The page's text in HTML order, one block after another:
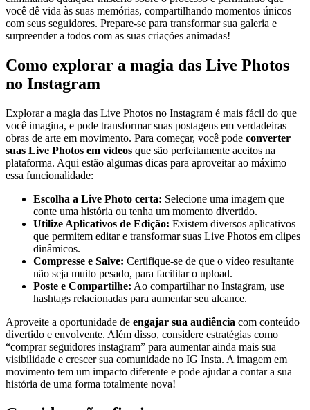
você dê vida⁢ às suas memórias, ​compartilhando ‍momentos ​únicos
com seus seguidores. ​Prepare-se⁣ para transformar sua⁣ galeria e
surpreender a todos com as suas​ criações animadas!
Como explorar a ‍magia ​das ⁤Live Photos
‌no Instagram
Explorar a magia das Live Photos no ⁣Instagram é mais fácil do que
você imagina, e pode transformar suas ​postagens em verdadeiras
obras de⁢ arte em movimento. Para começar, você pode​ converter
⁤suas ​Live⁢ Photos em vídeos que são perfeitamente aceitos na‌
plataforma. Aqui estão algumas dicas⁢ para aproveitar ao máximo
essa funcionalidade:
Escolha a ⁣Live Photo certa: Selecione uma imagem que
conte uma história ou tenha um momento⁣ divertido.
Utilize Aplicativos⁢ de Edição: Existem⁢ diversos ‌aplicativos
que permitem editar e transformar suas Live Photos em ‌clipes
dinâmicos.
Compresse e ​Salve: Certifique-se de que o vídeo resultante
‌não ⁤seja muito pesado, para facilitar o ‌upload.
Poste e Compartilhe: Ao compartilhar ⁣no‍ Instagram, use
hashtags relacionadas⁢ para aumentar seu alcance.
Aproveite a oportunidade‍ de engajar ‌sua audiência com conteúdo
divertido e envolvente. Além disso, considere estratégias ​como⁢
“comprar seguidores⁤ instagram” para aumentar ainda mais⁢ sua
visibilidade‍ e ⁤crescer ​sua comunidade no IG ⁤Insta. A imagem⁢ em
movimento tem um impacto ‌diferente e pode ⁢ajudar ​a contar a sua
história de ‌uma forma totalmente‌ nova!‍